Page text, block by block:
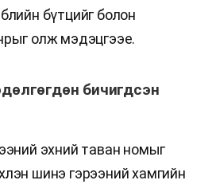
бүтцийг болон
олж мэдэцгээе.
бичигдсэн
эхний таван номыг
шинэ гэрээний хамгийн